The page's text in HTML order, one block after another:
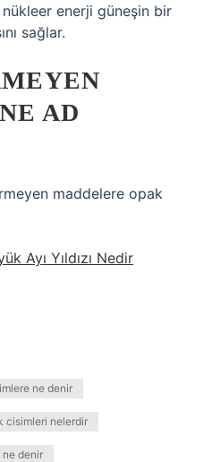
nükleer enerji güneşin bir
sağlar.
AD
maddelere opak
Ayı Yıldızı Nedir
ne denir
cisimleri nelerdir
ne denir